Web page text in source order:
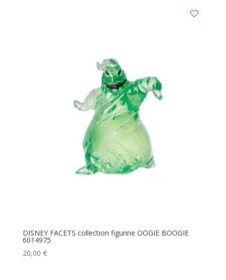
DISNEY FACETS collection figurine OOGIE BOOGIE
6014975
20,00 €